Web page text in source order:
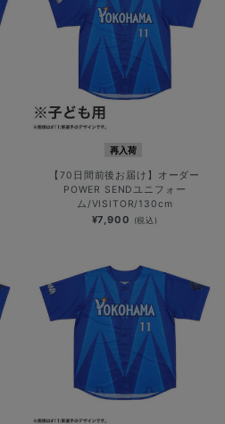
再入荷
【70日間前後お届け】オーダー
POWER SENDユニフォー
ム/VISITOR/130cm
¥7,900 (税込)